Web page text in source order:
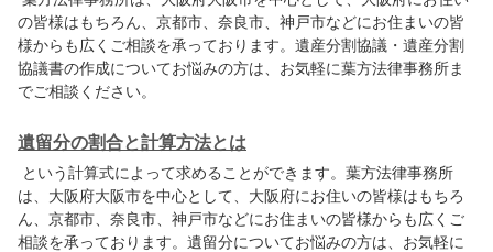
の皆様はもちろん、京都市、奈良市、神戸市などにお住まいの皆
様からも広くご相談を承っております。遺産分割協議・遺産分割
協議書の作成についてお悩みの方は、お気軽に葉方法律事務所ま
でご相談ください。
遺留分の割合と計算方法とは
という計算式によって求めることができます。葉方法律事務所
は、大阪府大阪市を中心として、大阪府にお住いの皆様はもちろ
ん、京都市、奈良市、神戸市などにお住まいの皆様からも広くご
相談を承っております。遺留分についてお悩みの方は、お気軽に